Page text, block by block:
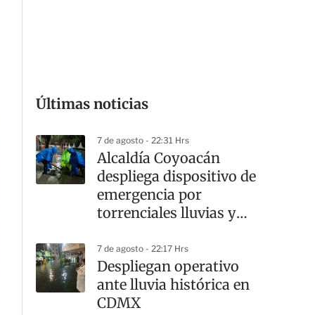
Últimas noticias
7 de agosto - 22:31 Hrs
Alcaldía Coyoacán
despliega dispositivo de
emergencia por
torrenciales lluvias y
7 de agosto - 22:17 Hrs
Despliegan operativo
ante lluvia histórica en
CDMX